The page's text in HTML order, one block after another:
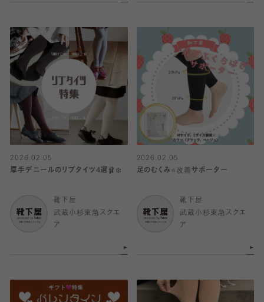
2026.02.05
厚手デニールのリブタイツ4選🩰❄️
靴下屋
武蔵小杉東急スクエ
ア
2026.02.05
足のむくみ⭐️改善サポーター
靴下屋
武蔵小杉東急スクエ
ア